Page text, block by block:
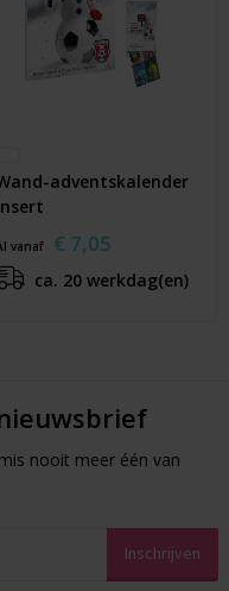
adventskalender
vanaf € 7,05
ca. 20 werkdag(en)
nooit meer één van